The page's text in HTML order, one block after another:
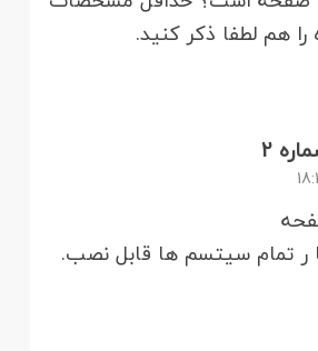
را هم لطفا ذکر کنید.
2
ر تمام سیتسم ها قابل نصب.